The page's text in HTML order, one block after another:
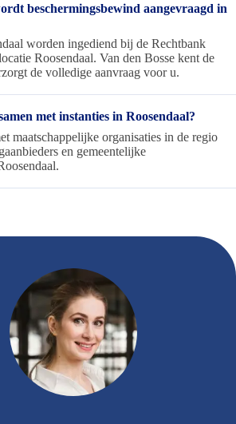
beschermingsbewind aangevraagd in
worden ingediend bij de Rechtbank
Roosendaal. Van den Bosse kent de
de volledige aanvraag voor u.
met instanties in Roosendaal?
maatschappelijke organisaties in de regio
en gemeentelijke